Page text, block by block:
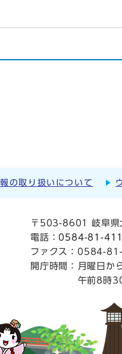
の取り扱いについて
〒503-8601 岐阜県
電話：0584-81-
ファクス：0584-
開庁時間：
月曜日か
午前8時